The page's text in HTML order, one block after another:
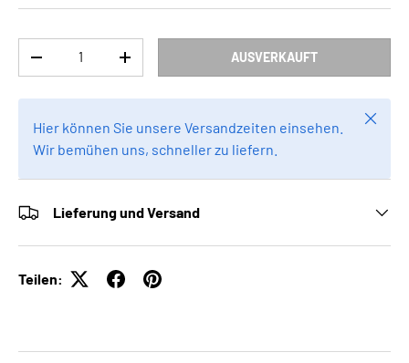
MENGE VERRINGERNMENGE ERHÖHEN AUSVERKAUFT
Hier können Sie unsere Versandzeiten einsehen.
Wir bemühen uns, schneller zu liefern.
Lieferung und Versand
Teilen: